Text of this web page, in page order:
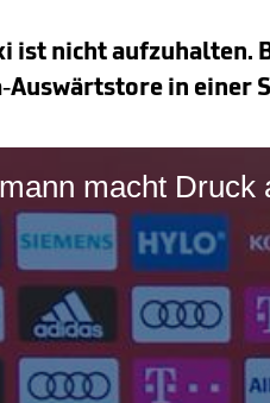
ist nicht aufzuhalten.
in einer
macht Druck